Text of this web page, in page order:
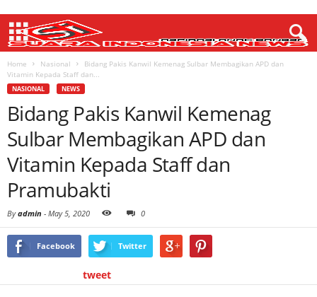
Home Nasional
Bidang Pakis Kanwil Kemenag Sulbar Membagikan APD dan
Vitamin Kepada Staff dan...
NASIONAL NEWS
Bidang Pakis Kanwil Kemenag
Sulbar Membagikan APD dan
Vitamin Kepada Staff dan
Pramubakti
Byadmin - May 5, 2020 0
Facebook Twitter
tweet